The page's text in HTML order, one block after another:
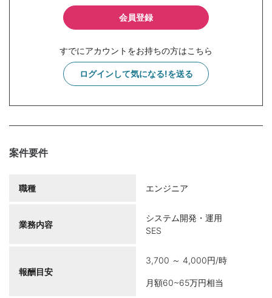
会員登録
すでにアカウントをお持ちの方はこちら
ログインして気になる!を送る
案件要件
職種 エンジニア
業務内容
システム開発・運用
SES
報酬目安
3,700 ～ 4,000円/時
月額60~65万円相当